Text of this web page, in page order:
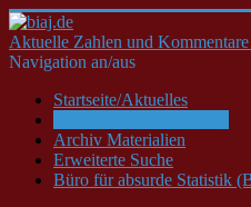
Aktuelle Zahlen und
Navigation an/aus
Startseite/Aktuelles
Archiv Materialien
Erweiterte Suche
Büro für absurde Statistik